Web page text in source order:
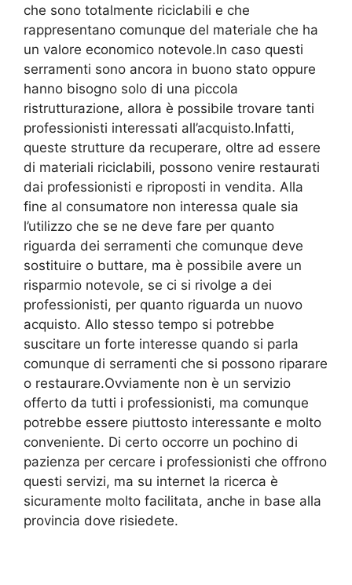
che sono totalmente riciclabili e che
rappresentano comunque del materiale che ha
un valore economico notevole.In caso questi
serramenti sono ancora in buono stato oppure
hanno bisogno solo di una piccola
ristrutturazione, allora è possibile trovare tanti
professionisti interessati all’acquisto.Infatti,
queste strutture da recuperare, oltre ad essere
di materiali riciclabili, possono venire restaurati
dai professionisti e riproposti in vendita. Alla
fine al consumatore non interessa quale sia
l’utilizzo che se ne deve fare per quanto
riguarda dei serramenti che comunque deve
sostituire o buttare, ma è possibile avere un
risparmio notevole, se ci si rivolge a dei
professionisti, per quanto riguarda un nuovo
acquisto. Allo stesso tempo si potrebbe
suscitare un forte interesse quando si parla
comunque di serramenti che si possono riparare
o restaurare.Ovviamente non è un servizio
offerto da tutti i professionisti, ma comunque
potrebbe essere piuttosto interessante e molto
conveniente. Di certo occorre un pochino di
pazienza per cercare i professionisti che offrono
questi servizi, ma su internet la ricerca è
sicuramente molto facilitata, anche in base alla
provincia dove risiedete.